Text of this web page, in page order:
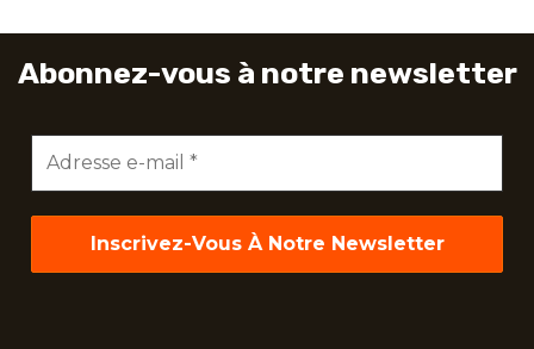
Abonnez-vous à notre newsletter
mail
*